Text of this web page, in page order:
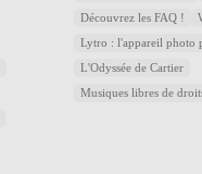
Découvrez les FAQ !
Lytro : l'appareil photo
L'Odyssée de Cartier
Musiques libres de